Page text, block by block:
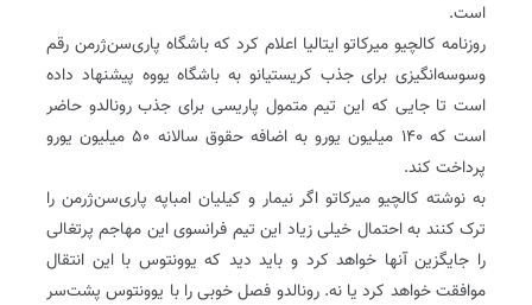
است.
روزنامه کالچیو میرکاتو ایتالیا اعلام کرد که باشگاه پاری‌سن‌ژرمن رقم
وسوسه‌انگیزی برای جذب کریستیانو به باشگاه یووه پیشنهاد داده
است تا جایی که این تیم متمول پاریسی برای جذب رونالدو حاضر
است که ۱۴۰ میلیون یورو به اضافه حقوق سالانه ۵۰ میلیون یورو
پرداخت کند.
به نوشته کالچیو میرکاتو اگر نیمار و کیلیان امباپه پاری‌سن‌ژرمن را
ترک کنند به احتمال خیلی زیاد این تیم فرانسوی این مهاجم پرتغالی
را جایگزین آنها خواهد کرد و باید دید که یوونتوس با این انتقال
موافقت خواهد کرد یا نه. رونالدو فصل خوبی را با یوونتوس پشت‌سر